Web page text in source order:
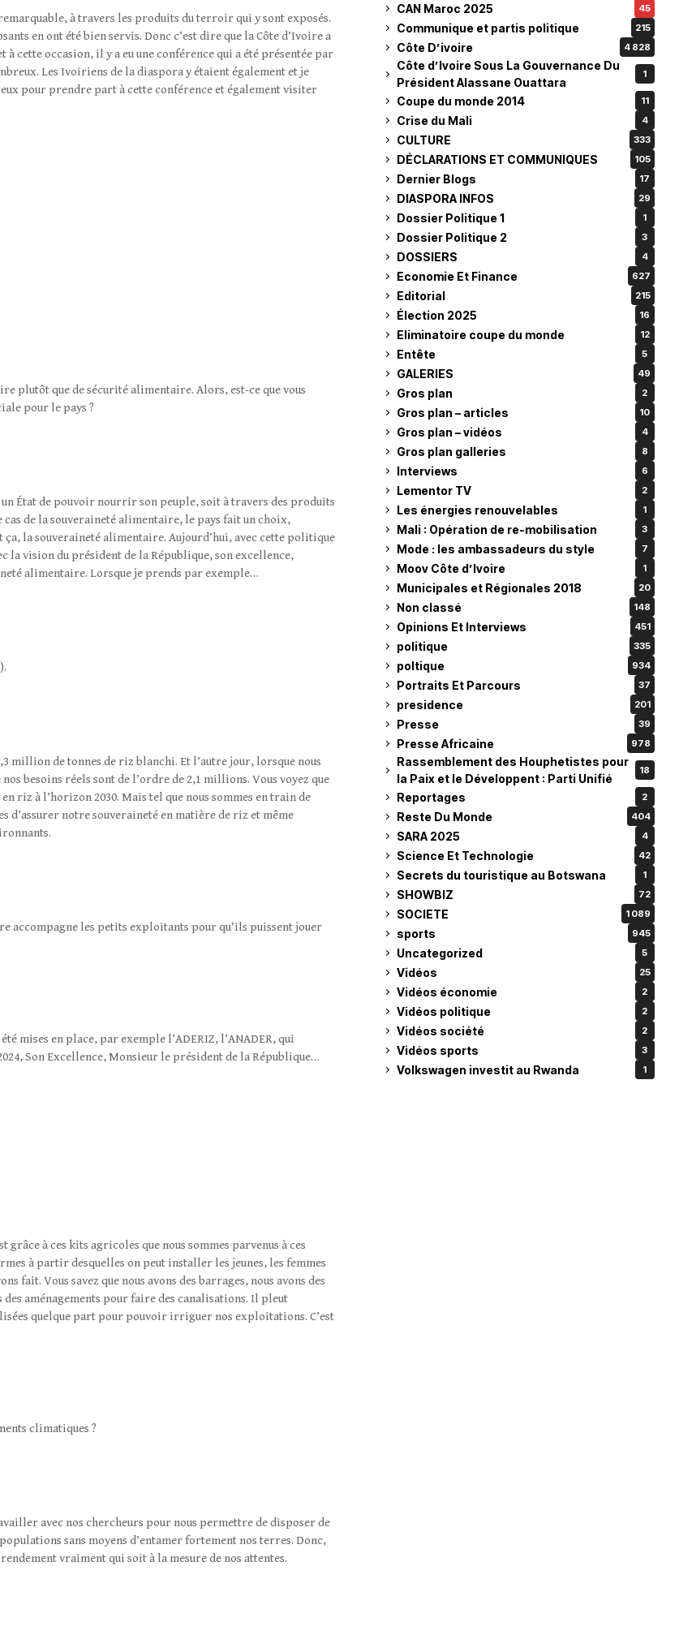
à travers les produits du terroir qui y sont exposés.
en ont été bien servis. Donc c’est dire que la Côte d’Ivoire a
cette occasion, il y a eu une conférence qui a été présentée par
Les Ivoiriens de la diaspora y étaient également et je
pour prendre part à cette conférence et également visiter
plutôt que de sécurité alimentaire. Alors, est-ce que vous
pour le pays ?
État de pouvoir nourrir son peuple, soit à travers des produits
de la souveraineté alimentaire, le pays fait un choix,
la souveraineté alimentaire. Aujourd’hui, avec cette politique
la vision du président de la République, son excellence,
alimentaire. Lorsque je prends par exemple…
million de tonnes de riz blanchi. Et l’autre jour, lorsque nous
besoins réels sont de l’ordre de 2,1 millions. Vous voyez que
riz à l’horizon 2030. Mais tel que nous sommes en train de
d’assurer notre souveraineté en matière de riz et même
accompagne les petits exploitants pour qu’ils puissent jouer
mises en place, par exemple l’ADERIZ, l’ANADER, qui
Son Excellence, Monsieur le président de la République…
à ces kits agricoles que nous sommes parvenus à ces
à partir desquelles on peut installer les jeunes, les femmes
fait. Vous savez que nous avons des barrages, nous avons des
des aménagements pour faire des canalisations. Il pleut
quelque part pour pouvoir irriguer nos exploitations. C’est
climatiques ?
avec nos chercheurs pour nous permettre de disposer de
sans moyens d’entamer fortement nos terres. Donc,
vraiment qui soit à la mesure de nos attentes.
CAN Maroc 2025 45
Communique et partis politique 215
Côte D’ivoire 4 828
Côte d’Ivoire Sous La Gouvernance Du
Président Alassane Ouattara
1
Coupe du monde 2014 11
Crise du Mali 4
CULTURE 333
DÉCLARATIONS ET COMMUNIQUES 105
Dernier Blogs 17
DIASPORA INFOS 29
Dossier Politique 1 1
Dossier Politique 2 3
DOSSIERS 4
Economie Et Finance 627
Editorial 215
Élection 2025 16
Eliminatoire coupe du monde 12
Entête 5
GALERIES 49
Gros plan 2
Gros plan – articles 10
Gros plan – vidéos 4
Gros plan galleries 8
Interviews 6
Lementor TV 2
Les énergies renouvelables 1
Mali : Opération de re-mobilisation 3
Mode : les ambassadeurs du style 7
Moov Côte d’Ivoire 1
Municipales et Régionales 2018 20
Non classé 148
Opinions Et Interviews 451
politique 335
poltique 934
Portraits Et Parcours 37
presidence 201
Presse 39
Presse Africaine 978
Rassemblement des Houphetistes pour
la Paix et le Développent : Parti Unifié
18
Reportages 2
Reste Du Monde 404
SARA 2025 4
Science Et Technologie 42
Secrets du touristique au Botswana 1
SHOWBIZ 72
SOCIETE 1 089
sports 945
Uncategorized 5
Vidéos 25
Vidéos économie 2
Vidéos politique 2
Vidéos société 2
Vidéos sports 3
Volkswagen investit au Rwanda 1